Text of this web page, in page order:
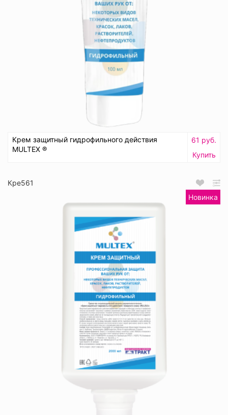
Крем защитный гидрофильного действия
MULTEX ®
61 руб.
Купить
Кре561
Новинка